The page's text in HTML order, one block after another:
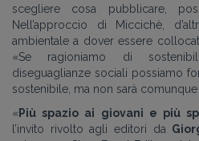
scegliere cosa pubblicare,
Nell’approccio di Miccichè,
ambientale a dover essere
«Se ragioniamo di
diseguaglianze sociali possiamo
sostenibile, ma non sarà
«Più spazio ai giovani e più
l’invito rivolto agli editori da